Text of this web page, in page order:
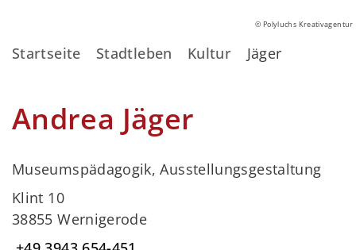
© Polyluchs Kreativagentur
Startseite Stadtleben Kultur Jäger
Andrea Jäger
Museumspädagogik, Ausstellungsgestaltung
Klint 10
38855 Wernigerode